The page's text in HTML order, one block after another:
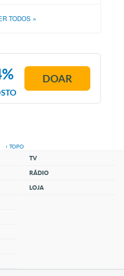
TODOS »
DOAR
↑ TOPO
TV
RÁDIO
LOJA